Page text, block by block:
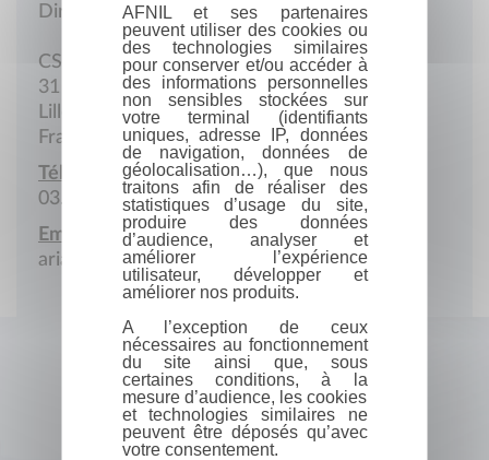
Direction
CS 10110
31 Rue Pierre-Legrand
Lille Cedex
France
Téléphone :
03.59.03.12.30
Email :
ariane.mizrahi@reseau-canope.fr
AFNIL et ses partenaires
peuvent utiliser des cookies ou
des technologies similaires
pour conserver et/ou accéder à
des informations personnelles
non sensibles stockées sur
votre terminal (identifiants
uniques, adresse IP, données
de navigation, données de
géolocalisation…), que nous
traitons afin de réaliser des
statistiques d’usage du site,
produire des données
d’audience, analyser et
améliorer l’expérience
utilisateur, développer et
améliorer nos produits.
A l’exception de ceux
nécessaires au fonctionnement
du site ainsi que, sous
certaines conditions, à la
mesure d’audience, les cookies
et technologies similaires ne
peuvent être déposés qu’avec
votre consentement.